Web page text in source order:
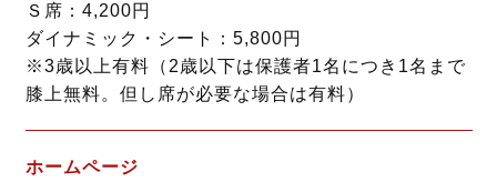
Ｓ席：4,200円
ダイナミック・シート：5,800円
※3歳以上有料（2歳以下は保護者1名につき1名まで
膝上無料。但し席が必要な場合は有料）
ホームページ